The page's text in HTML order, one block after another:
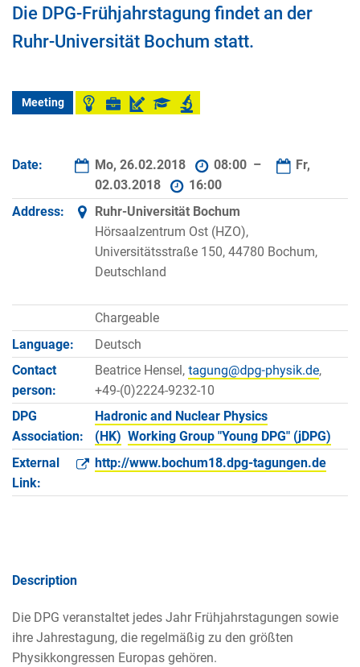
Die DPG-Frühjahrstagung findet an der
Ruhr-Universität Bochum statt.
Meeting
Date: Mo, 26.02.2018 08:00 –
Fr,
02.03.2018
16:00
Address:
Ruhr-Universität Bochum
Hörsaalzentrum Ost (HZO),
Universitätsstraße 150, 44780 Bochum,
Deutschland
Chargeable
Language:
Deutsch
Contact
person:
Beatrice Hensel,
,
+49-(0)2224-9232-10
DPG
Association:
Hadronic and Nuclear Physics
(HK) Working Group "Young DPG" (jDPG)
External
Link:
http://www.bochum18.dpg-tagungen.de
Description
Die DPG veranstaltet jedes Jahr Frühjahrstagungen sowie
ihre Jahrestagung, die regelmäßig zu den größten
Physikkongressen Europas gehören.